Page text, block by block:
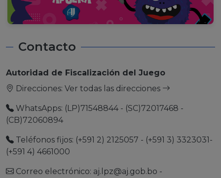
Contacto
Autoridad de Fiscalización del Juego
Direcciones: Ver todas las direcciones
WhatsApps: (LP)71548844 - (SC)72017468 -
(CB)72060894
Teléfonos fijos: (+591 2) 2125057 - (+591 3) 3323031-
(+591 4) 4661000
Correo electrónico: aj.lpz@aj.gob.bo -